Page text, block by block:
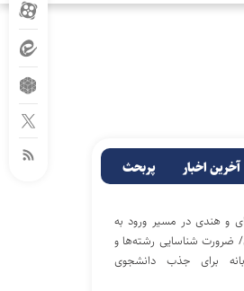
آخرین اخبار پربحث
و هندی در مسیر ورود به
ضرورت شناسایی رشته‌ها و
برای جذب دانشجوی